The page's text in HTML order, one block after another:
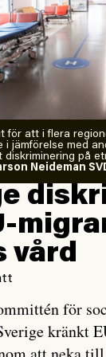
kan bli
är chockad
olika
begynnande El
är ett
uppstår när
varmt.
världen och
varnat för att
underdrift,
för att i flera
i jämförelse med
diskriminering på
Neideman
vård
för
kränkt